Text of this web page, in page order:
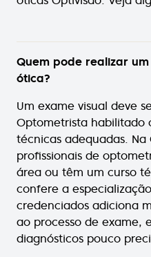
Quem pode realizar
ótica?
Um exame visual deve
Optometrista habilitado
técnicas adequadas. Na
profissionais de
área ou têm um curso
confere a
credenciados adiciona
ao processo de exame,
diagnósticos pouco